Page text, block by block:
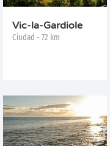
Vic-la-Gardiole
Ciudad - 72 km